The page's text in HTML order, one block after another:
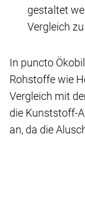
gestaltet
Vergleich
In puncto
Rohstoffe wie
Vergleich mit
die Kunststoff-
an, da die